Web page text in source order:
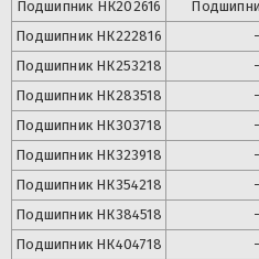
Подшипник НК202616
Подшипник НК222816 -
Подшипник НК253218 -
Подшипник НК283518 -
Подшипник НК303718 -
Подшипник НК323918 -
Подшипник НК354218 -
Подшипник НК384518 -
Подшипник НК404718 -